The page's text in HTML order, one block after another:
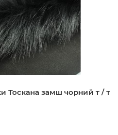
Тоскана замш чорний т / т